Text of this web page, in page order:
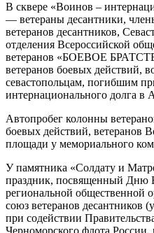
В сквере «Воинов –
— ветераны десантники,
ветеранов десантников,
отделения Всероссийской
ветеранов «БОЕВОЕ
ветеранов боевых действий,
севастопольцам, погибшим
интернационального долга в
Автопробег колонны
боевых действий, ветеранов
площади у мемориального
У памятника «Солдату и
праздник, посвященный Дню
региональной общественной
союз ветеранов десантников
при содействии